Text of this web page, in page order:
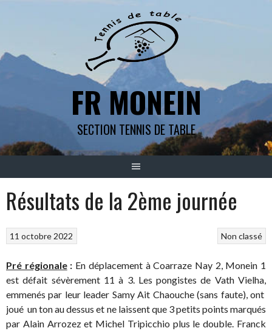
FR MONEIN
SECTION TENNIS DE TABLE
Résultats de la 2ème journée
Non classé
11 octobre 2022
Pré régionale: En déplacement à Coarraze Nay 2, Monein 1
est défait sévèrement 11 à 3. Les pongistes de Vath Vielha,
emmenés par leur leader Samy Ait Chaouche (sans faute), ont
joué un ton au dessus et ne laissent que 3 petits points marqués
par Alain Arrozez et Michel Tripicchio plus le double. Franck